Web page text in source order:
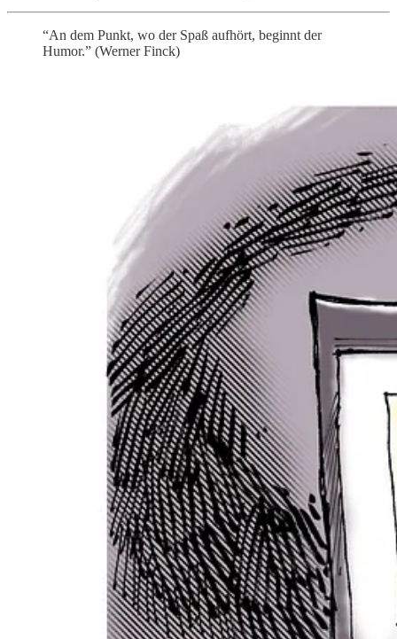
“An dem Punkt, wo der Spaß aufhört, beginnt der
Humor.” (Werner Finck)